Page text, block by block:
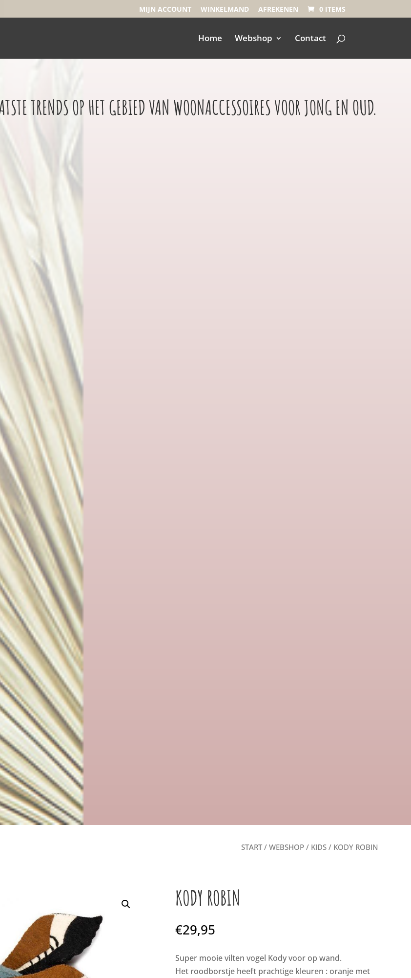
MIJN ACCOUNT WINKELMAND AFREKENEN 0 ITEMS
Home Webshop Contact
TRENDS OP HET GEBIED VAN WOONACCESSOIRES VOOR JONG EN OUD.
START/ WEBSHOP/ KIDS/ KODY ROBIN
KODY ROBIN
€29,95
Super mooie vilten vogel Kody voor op wand.⁠
Het roodborstje heeft prachtige kleuren : oranje met